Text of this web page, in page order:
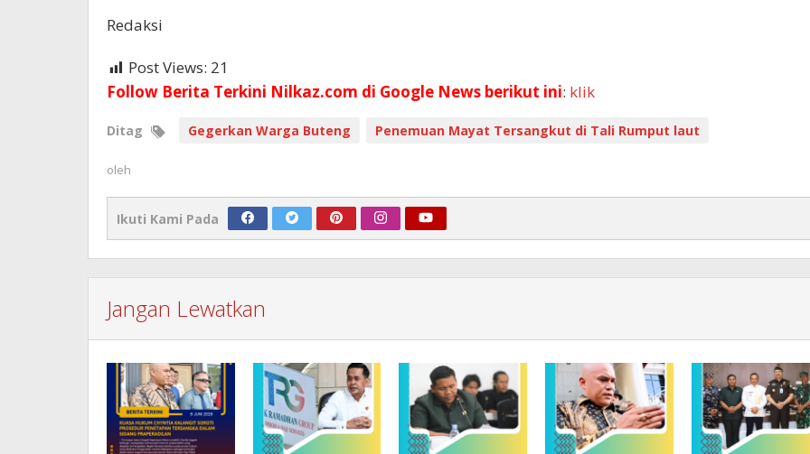
Redaksi
Post Views: 21
Follow Berita Terkini Nilkaz.com di Google News berikut ini: klik
Ditag Gegerkan Warga Buteng Penemuan Mayat Tersangkut di Tali Rumput laut
oleh
Ikuti Kami Pada
Jangan Lewatkan